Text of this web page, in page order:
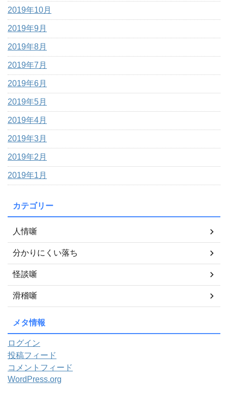
2019年10月
2019年9月
2019年8月
2019年7月
2019年6月
2019年5月
2019年4月
2019年3月
2019年2月
2019年1月
カテゴリー
人情噺
分かりにくい落ち
怪談噺
滑稽噺
メタ情報
ログイン
投稿フィード
コメントフィード
WordPress.org